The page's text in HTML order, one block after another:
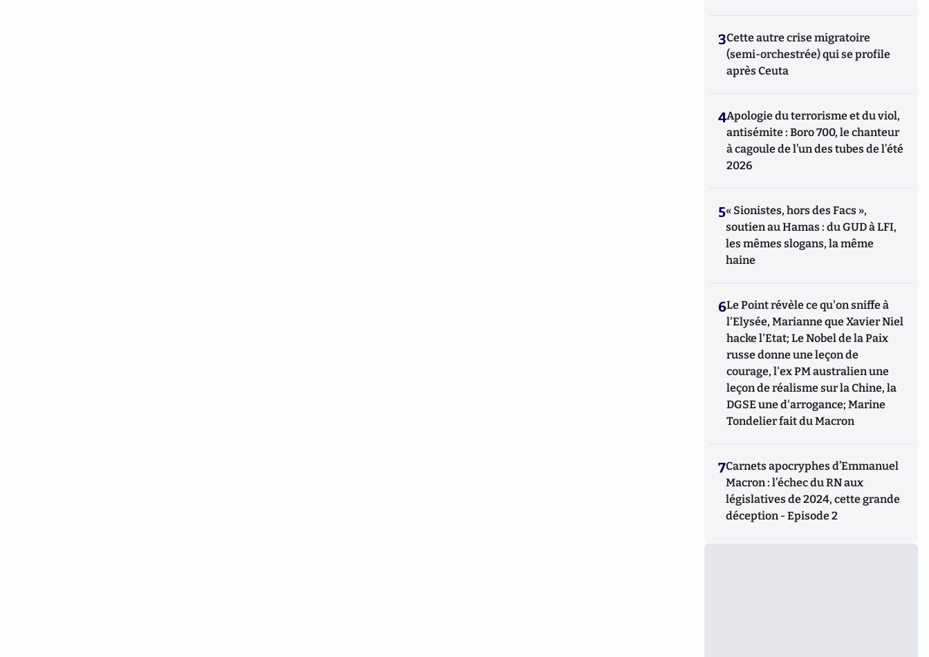
3Cette autre crise migratoire
(semi-orchestrée) qui se profile
après Ceuta
4Apologie du terrorisme et du viol,
antisémite : Boro 700, le chanteur
à cagoule de l’un des tubes de l’été
2026
5« Sionistes, hors des Facs »,
soutien au Hamas : du GUD à LFI,
les mêmes slogans, la même
haine
6Le Point révèle ce qu'on sniffe à
l'Elysée, Marianne que Xavier Niel
hacke l'Etat; Le Nobel de la Paix
russe donne une leçon de
courage, l'ex PM australien une
leçon de réalisme sur la Chine, la
DGSE une d'arrogance; Marine
Tondelier fait du Macron
7Carnets apocryphes d’Emmanuel
Macron : l’échec du RN aux
législatives de 2024, cette grande
déception - Episode 2